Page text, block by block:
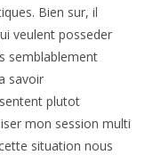
Bien sur, il
veulent posseder
semblablement
savoir
plutot
mon session multi
situation nous